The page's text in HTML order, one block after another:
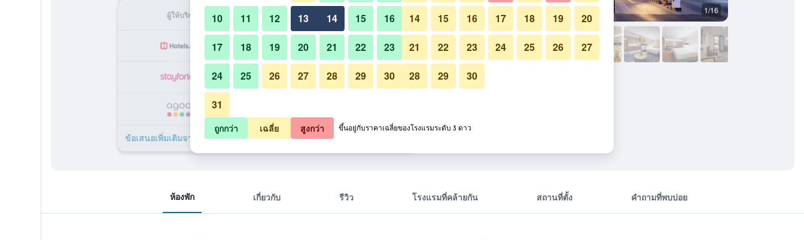
ผู้ให้บริการ ทั้งหมด (ต่อคืน)
฿1,521 เช็คดีล
฿1,711 เช็คดีล
ข้อเสนอเพิ่มเติมจาก โรงแรมซันเวิลด์ ปักกิ่ง หวังฟู่จิง 75 รายการ
อาคาร 1/16
รูปภาพของ โรงแรมซันเวิลด์ ปักกิ่ง หวังฟู่จิง
ห้องพัก เกี่ยวกับ รีวิว โรงแรมที่คล้ายกัน สถานที่ตั้ง คำถามที่พบบ่อย
10 11 12 13 14 15 16
17 18 19 20 21 22 23
24 25 26 27 28 29 30
31
14 15 16 17 18 19 20
21 22 23 24 25 26 27
28 29 30
ถูกกว่า เฉลี่ย สูงกว่า ขึ้นอยู่กับราคาเฉลี่ยของโรงแรมระดับ 3 ดาว